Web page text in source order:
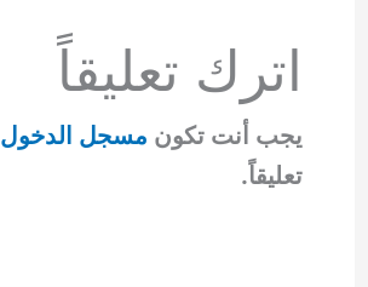
اترك تعليقاً
يجب أنت تكون مسجل الدخول
تعليقاً.